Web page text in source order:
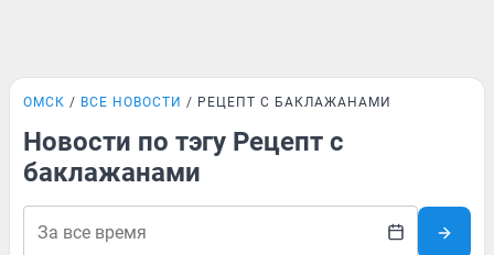
ОМСК ВСЕ НОВОСТИ РЕЦЕПТ С БАКЛАЖАНАМИ
Новости по тэгу Рецепт с
баклажанами